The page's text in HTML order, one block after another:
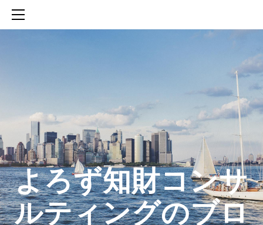
​よろず知財コンサ
ルティングのブロ
SERVICES
知財活動のROICへの貢献
生成AIを活用した知財戦略の策定方法
生成AIとの「壁打ち」で、新たな発明を創出する方法